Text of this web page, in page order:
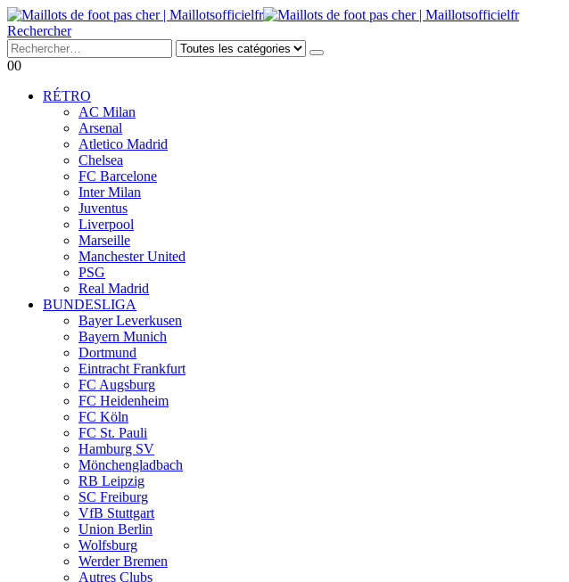
Rechercher
00
RÉTRO
AC Milan
Arsenal
Atletico Madrid
Chelsea
FC Barcelone
Inter Milan
Juventus
Liverpool
Marseille
Manchester United
PSG
Real Madrid
BUNDESLIGA
Bayer Leverkusen
Bayern Munich
Dortmund
Eintracht Frankfurt
FC Augsburg
FC Heidenheim
FC Köln
FC St. Pauli
Hamburg SV
Mönchengladbach
RB Leipzig
SC Freiburg
VfB Stuttgart
Union Berlin
Wolfsburg
Werder Bremen
Autres Clubs